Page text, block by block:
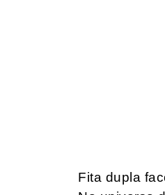
Fita dupla